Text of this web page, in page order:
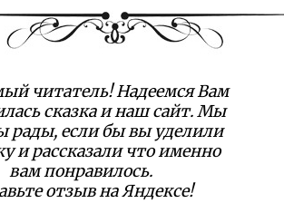
читатель! Надеемся Вам
сказка и наш сайт. Мы
рады, если бы вы уделили
и рассказали что именно
вам понравилось.
отзыв на Яндексе!